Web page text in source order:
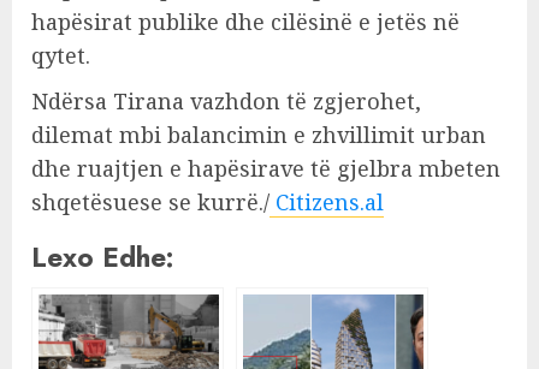
hapësirat publike dhe cilësinë e jetës në
qytet.
Ndërsa Tirana vazhdon të zgjerohet,
dilemat mbi balancimin e zhvillimit urban
dhe ruajtjen e hapësirave të gjelbra mbeten
shqetësuese se kurrë./ Citizens.al
Lexo Edhe: